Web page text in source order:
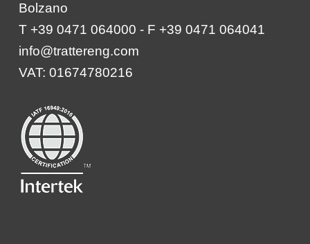
Bolzano
T +39 0471 064000 - F +39 0471 064041
info@trattereng.com
VAT: 01674780216